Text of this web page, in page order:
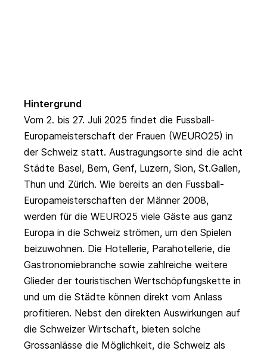
Hintergrund
Vom 2. bis 27. Juli 2025 findet die Fussball-
Europameisterschaft der Frauen (WEURO25) in
der Schweiz statt. Austragungsorte sind die acht
Städte Basel, Bern, Genf, Luzern, Sion, St.Gallen,
Thun und Zürich. Wie bereits an den Fussball-
Europameisterschaften der Männer 2008,
werden für die WEURO25 viele Gäste aus ganz
Europa in die Schweiz strömen, um den Spielen
beizuwohnen. Die Hotellerie, Parahotellerie, die
Gastronomiebranche sowie zahlreiche weitere
Glieder der touristischen Wertschöpfungskette in
und um die Städte können direkt vom Anlass
profitieren. Nebst den direkten Auswirkungen auf
die Schweizer Wirtschaft, bieten solche
Grossanlässe die Möglichkeit, die Schweiz als